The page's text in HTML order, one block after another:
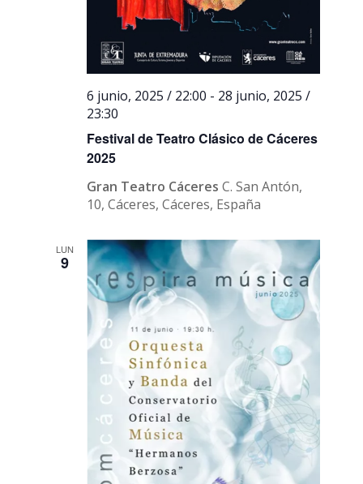
Festival de Teatro Clásico de Cáceres
2025
6 junio, 2025 / 22:00 - 28 junio, 2025 /
23:30
Gran Teatro CáceresC. San Antón,
10, Cáceres, Cáceres, España
LUN
9